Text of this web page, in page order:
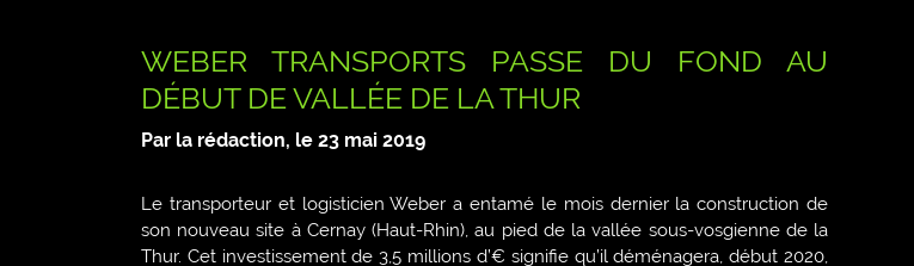
WEBER TRANSPORTS PASSE DU FOND AU
DÉBUT DE VALLÉE DE LA THUR
Par la rédaction, le 23 mai 2019
Le transporteur et logisticien Weber a entamé le mois dernier la construction de
son nouveau site à Cernay (Haut-Rhin), au pied de la vallée sous-vosgienne de la
Thur. Cet investissement de 3,5 millions d’€ signifie qu’il déménagera, début 2020,